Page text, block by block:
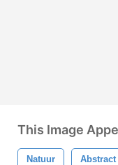
This Image
Natuur Abstract